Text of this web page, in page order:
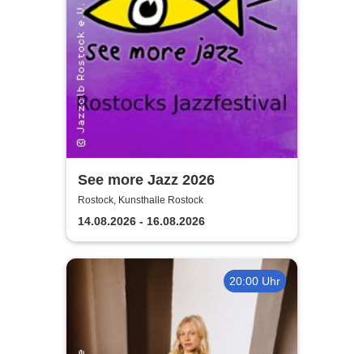
See more Jazz 2026
Rostock, Kunsthalle Rostock
14.08.2026 - 16.08.2026
20:00 Uhr